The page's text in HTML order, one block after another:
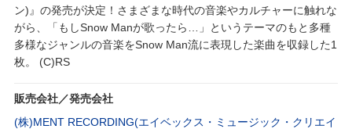
ン)』の発売が決定！さまざまな時代の音楽やカルチャーに触れな
がら、「もしSnow Manが歌ったら…」というテーマのもと多種
多様なジャンルの音楽をSnow Man流に表現した楽曲を収録した1
枚。 (C)RS
販売会社／発売会社
(株)MENT RECORDING(エイベックス・ミュージック・クリエイ